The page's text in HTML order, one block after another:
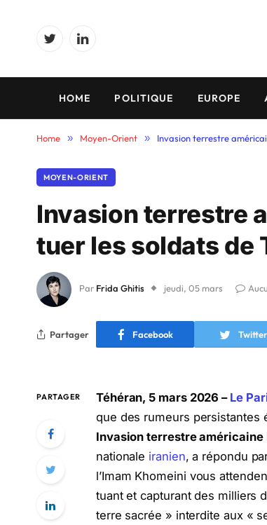
TwitterLinkedIn
HOME POLITIQUE EUROPE
Home » Moyen-Orient » Invasion terrestre
MOYEN-ORIENT
Invasion terrestre
tuer les soldats de
Par Frida Ghitis jeudi, 05 mars
Partager Facebook Twitter
PARTAGER Téhéran, 5 mars 2026 – Le
que des rumeurs persistantes
Invasion terrestre américaine
nationale iranien, a répondu
l’Imam Khomeini vous
tuant et capturant des milliers
terre sacrée » interdite aux «